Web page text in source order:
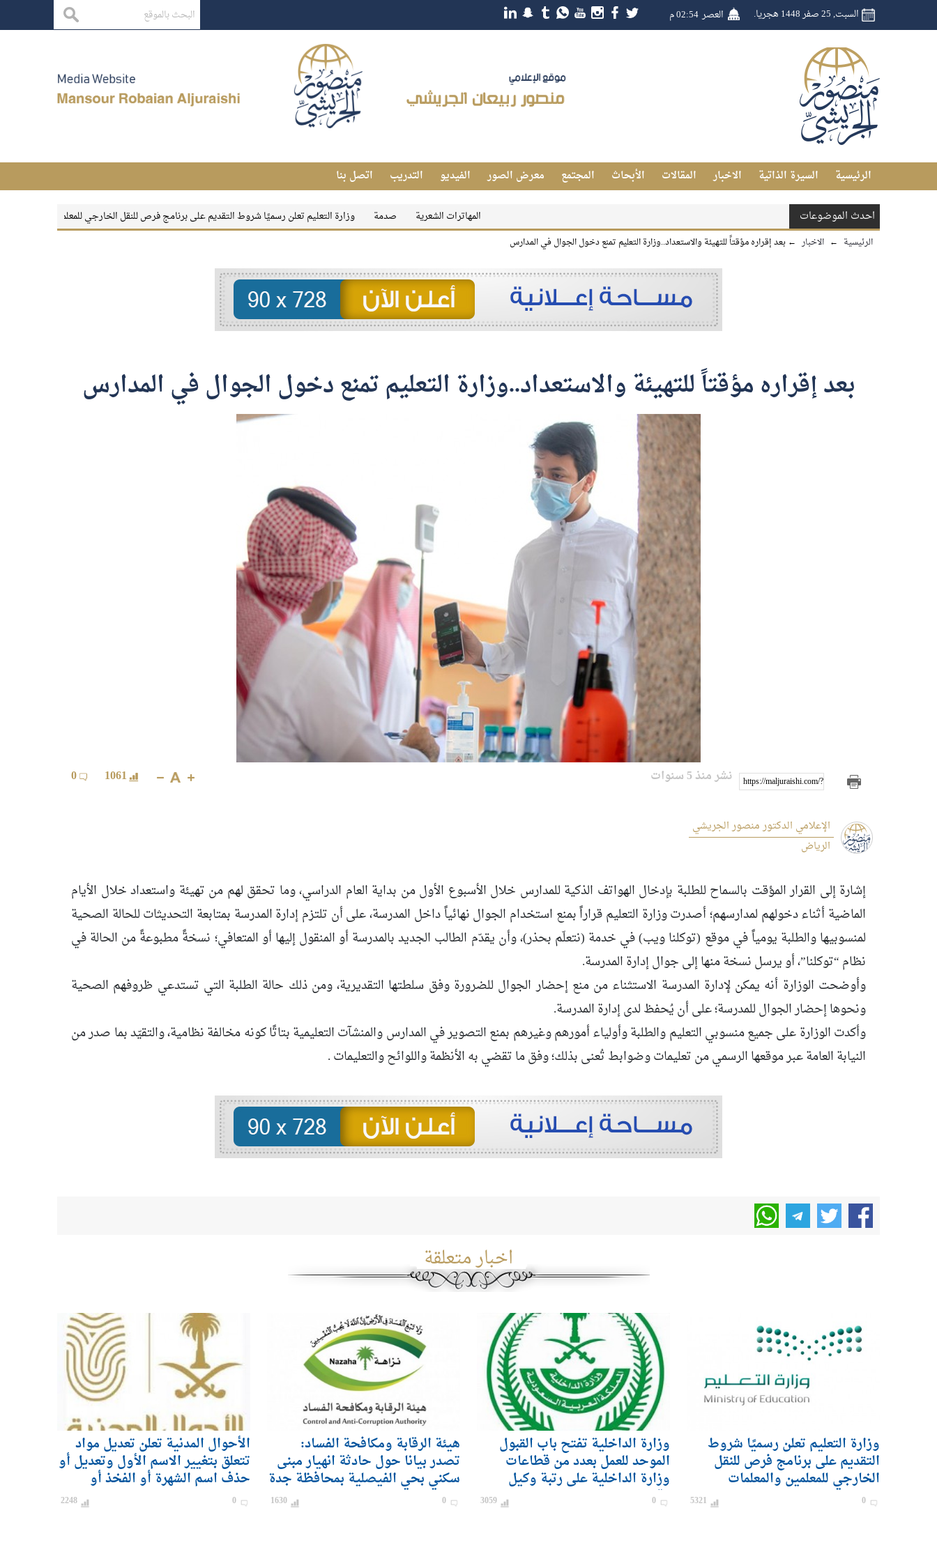
السبت, 25 صفر 1448 هجريا. العصر 02:54 م
الرئيسية السيرة الذاتية الاخبار المقالات الأبحاث المجتمع معرض الصور الفيديو التدريب اتصل بنا
احدث الموضوعات وزارة التعليم تعلن رسميًا شروط التقديم على برنامج فرص للنقل الخارجي للمعلمين والمعلمات صدمة المهاترات الشعرية
الرئيسية ← الاخبار ← بعد إقراره مؤقتاً للتهيئة والاستعداد..وزارة التعليم تمنع دخول الجوال في المدارس
بعد إقراره مؤقتاً للتهيئة والاستعداد..وزارة التعليم تمنع دخول الجوال في المدارس
https://maljuraishi.com/?p=2700 نشر منذ 5 سنوات 1061
0
الإعلامي الدكتور منصور الجريشي
الرياض
إشارة إلى القرار المؤقت بالسماح للطلبة بإدخال الهواتف الذكية للمدارس خلال الأسبوع الأول من بداية العام الدراسي، وما تحقق لهم من تهيئة واستعداد خلال الأيام
الماضية أثناء دخولهم لمدارسهم؛ أصدرت وزارة التعليم قراراً بمنع استخدام الجوال نهائياً داخل المدرسة، على أن تلتزم إدارة المدرسة بمتابعة التحديثات للحالة الصحية
لمنسوبيها والطلبة يومياً في موقع (توكلنا ويب) في خدمة (نتعلّم بحذر)، وأن يقدّم الطالب الجديد بالمدرسة أو المنقول إليها أو المتعافي؛ نسخةً مطبوعةً من الحالة في
نظام “توكلنا”، أو يرسل نسخة منها إلى جوال إدارة المدرسة.
وأوضحت الوزارة أنه يمكن لإدارة المدرسة الاستثناء من منع إحضار الجوال للضرورة وفق سلطتها التقديرية، ومن ذلك حالة الطلبة التي تستدعي ظروفهم الصحية
ونحوها إحضار الجوال للمدرسة؛ على أن يُحفظ لدى إدارة المدرسة.
وأكدت الوزارة على جميع منسوبي التعليم والطلبة وأولياء أمورهم وغيرهم بمنع التصوير في المدارس والمنشآت التعليمية بتاتًا كونه مخالفة نظامية، والتقيّد بما صدر من
النيابة العامة عبر موقعها الرسمي من تعليمات وضوابط تُعنى بذلك؛ وفق ما تقضي به الأنظمة واللوائح والتعليمات .
اخبار متعلقة
وزارة التعليم تعلن رسميًا شروط
التقديم على برنامج فرص للنقل
الخارجي للمعلمين والمعلمات
0
5321
وزارة الداخلية تفتح باب القبول
الموحد للعمل بعدد من قطاعات
وزارة الداخلية على رتبة وكيل
رقيب – جندي) للرجال
0
3059
هيئة الرقابة ومكافحة الفساد:
تصدر بيانا حول حادثة انهيار مبنى
سكني بحي الفيصلية بمحافظة جدة
0
1630
الأحوال المدنية تعلن تعديل مواد
تتعلق بتغيير الاسم الأول وتعديل أو
حذف اسم الشهرة أو الفخذ أو
القبيلة
0
2248